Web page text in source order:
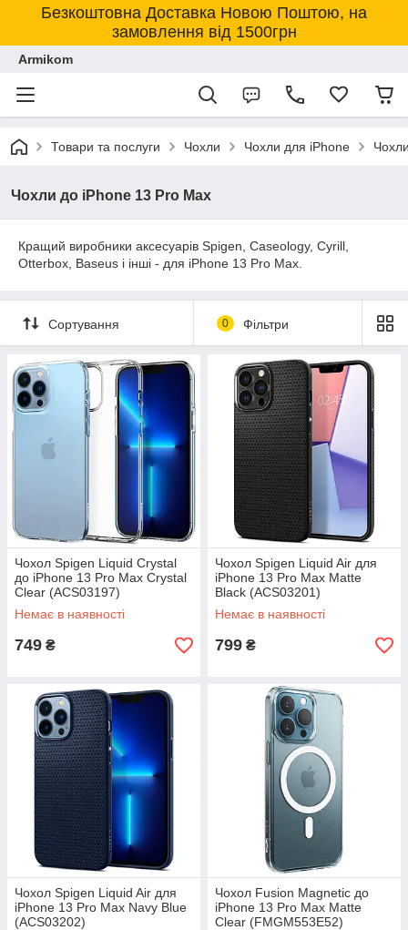
Безкоштовна Доставка Новою Поштою, на
замовлення від 1500грн
Armikom
Товари та послуги Чохли Чохли для iPhone
Чохли до iPhone 13 Pro Max
Кращий виробники аксесуарів Spigen, Caseology, Cyrill,
Otterbox, Baseus і інші - для iPhone 13 Pro Max.
Сортування 0 Фільтри
Чохол Spigen Liquid Crystal
до iPhone 13 Pro Max Crystal
Clear (ACS03197)
Немає в наявності
749 ₴
Чохол Spigen Liquid Air для
iPhone 13 Pro Max Matte
Black (ACS03201)
Немає в наявності
799 ₴
Чохол Spigen Liquid Air для
iPhone 13 Pro Max Navy Blue
(ACS03202)
Чохол Fusion Magnetic до
iPhone 13 Pro Max Matte
Clear (FMGM553E52)